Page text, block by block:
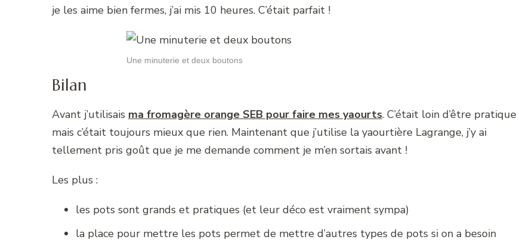
je les aime bien fermes, j’ai mis 10 heures. C’était parfait !
Une minuterie et deux boutons
Bilan
Avant j’utilisais ma fromagère orange SEB pour faire mes yaourts. C’était loin d’être pratique
mais c’était toujours mieux que rien. Maintenant que j’utilise la yaourtière Lagrange, j’y ai
tellement pris goût que je me demande comment je m’en sortais avant !
Les plus :
les pots sont grands et pratiques (et leur déco est vraiment sympa)
la place pour mettre les pots permet de mettre d’autres types de pots si on a besoin